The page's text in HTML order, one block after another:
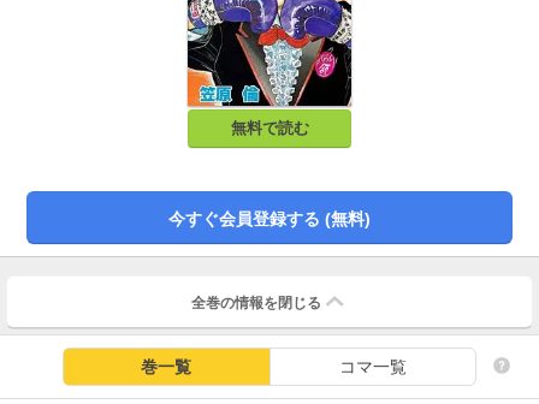
無料で読む
今すぐ会員登録する (無料)
全巻の情報を 閉じる
巻一覧 コマ一覧